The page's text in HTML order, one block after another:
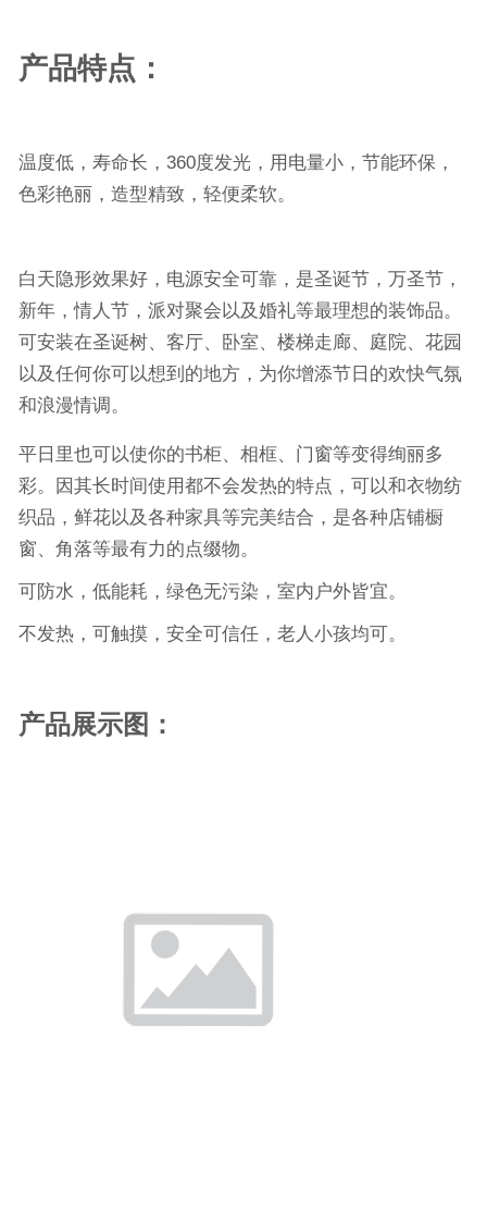
产品特点：
温度低，寿命长， 360度发光，用电量小，节能环保，
色彩艳丽，造型精致，轻便柔软。
白天隐形效果好，电源安全可靠，是圣诞节，万圣节，
新年，情人节，派对聚会以及婚礼等最理想的装饰品。
可安装在圣诞树、客厅、卧室、楼梯走廊、庭院、花园
以及任何你可以想到的地方，为你增添节日的欢快气氛
和浪漫情调。
平日里也可以使你的书柜、相框、门窗等变得绚丽多
彩。因其长时间使用都不会发热的特点，可以和衣物纺
织品，鲜花以及各种家具等完美结合，是各种店铺橱
窗、角落等最有力的点缀物。
可防水，低能耗，绿色无污染，室内户外皆宜。
不发热，可触摸，安全可信任，老人小孩均可。
产品展示图：